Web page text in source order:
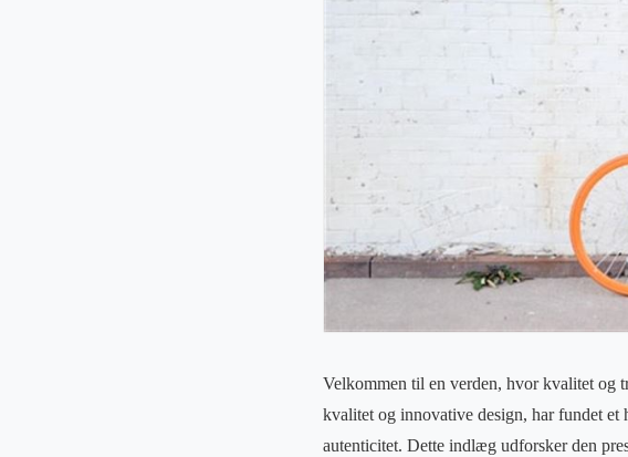
Velkommen til en verden, hvor kvalitet og
kvalitet og innovative design, har fundet
autenticitet. Dette indlæg udforsker den